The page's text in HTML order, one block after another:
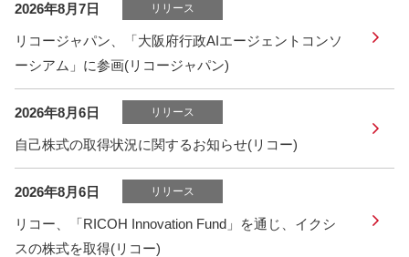
2026年8月7日 リリース
リコージャパン、「大阪府行政AIエージェントコンソ
ーシアム」に参画(リコージャパン)
2026年8月6日 リリース
自己株式の取得状況に関するお知らせ(リコー)
2026年8月6日 リリース
リコー、「RICOH Innovation Fund」を通じ、イクシ
スの株式を取得(リコー)